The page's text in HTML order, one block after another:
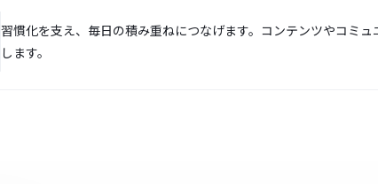
習慣化を支え、毎日の積み重ねにつなげます。コンテンツやコミュ
します。